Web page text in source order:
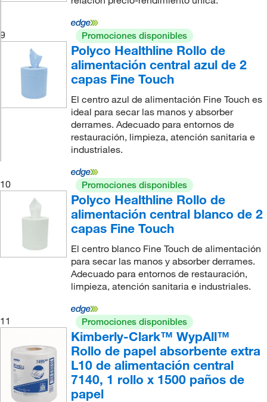
9 Promociones disponibles
Polyco Healthline Rollo de
alimentación central azul de 2
capas Fine Touch
El centro azul de alimentación Fine Touch es
ideal para secar las manos y absorber
derrames. Adecuado para entornos de
restauración, limpieza, atención sanitaria e
industriales.
10 Promociones disponibles
Polyco Healthline Rollo de
alimentación central blanco de 2
capas Fine Touch
El centro blanco Fine Touch de alimentación
para secar las manos y absorber derrames.
Adecuado para entornos de restauración,
limpieza, atención sanitaria e industriales.
11 Promociones disponibles
Kimberly-Clark™ WypAll™
Rollo de papel absorbente extra
L10 de alimentación central
7140, 1 rollo x 1500 paños de
papel